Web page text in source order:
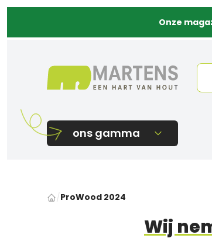
Onze
ons gamma
/ProWood 2024
Wij